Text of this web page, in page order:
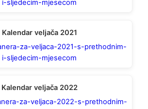
Kalendar veljača 2021
Kalendar veljača 2022